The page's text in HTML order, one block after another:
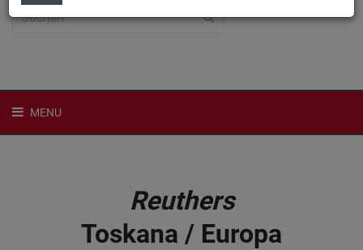
MENU
Reuthers
Toskana / Europa